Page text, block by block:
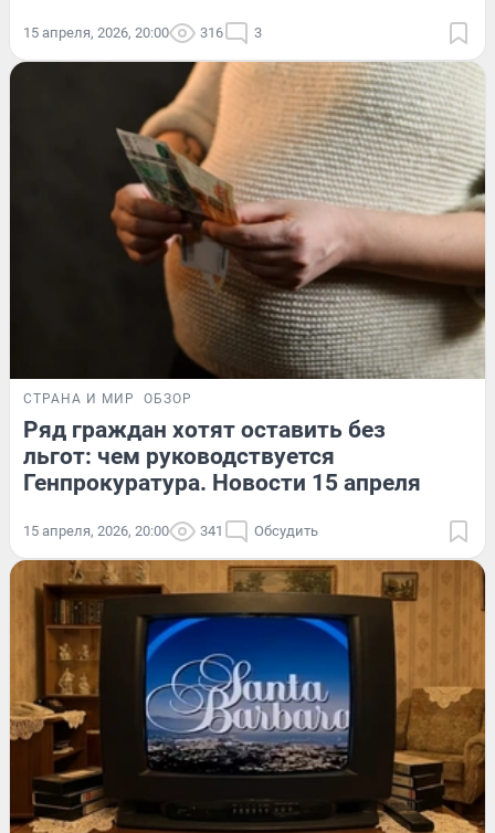
15 апреля, 2026, 20:00 316 3
СТРАНА И МИР ОБЗОР
Ряд граждан хотят оставить без
льгот: чем руководствуется
Генпрокуратура. Новости 15 апреля
15 апреля, 2026, 20:00 341 Обсудить